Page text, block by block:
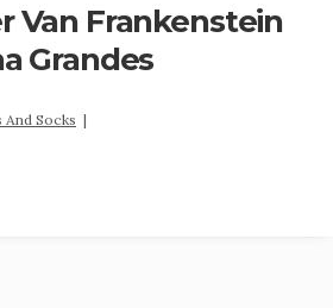
Van Frankenstein
Grandes
And Socks |